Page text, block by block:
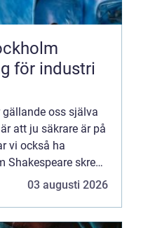
för industri
oss själva
att ju säkrare är på
vi också ha
Shakespeare skrev
den vise vet
03 augusti 2026